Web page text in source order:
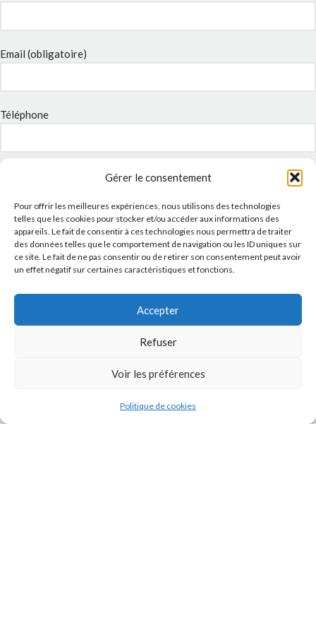
Gérer le consentement
Pour offrir les meilleures expériences, nous utilisons des technologies
telles que les cookies pour stocker et/ou accéder aux informations des
appareils. Le fait de consentir à ces technologies nous permettra de traiter
des données telles que le comportement de navigation ou les ID uniques sur
ce site. Le fait de ne pas consentir ou de retirer son consentement peut avoir
un effet négatif sur certaines caractéristiques et fonctions.
Accepter
Refuser
Voir les préférences
Politique de cookies
Email (obligatoire)
Téléphone
Message
Politique de confidentialité